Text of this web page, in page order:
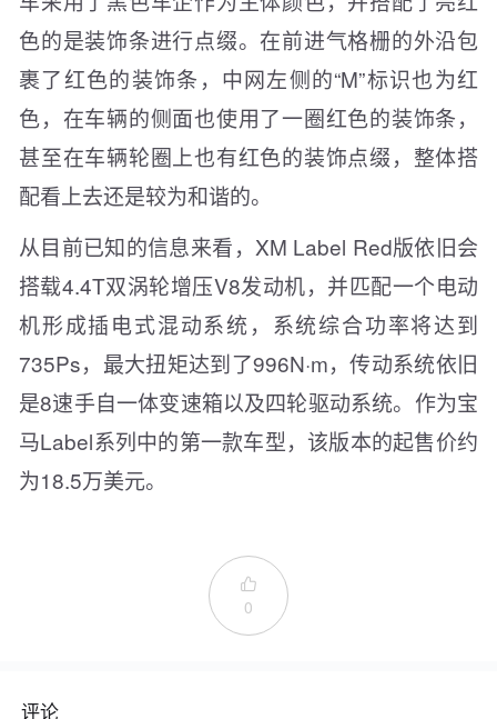
色的是装饰条进行点缀。在前进气格栅的外沿包
裹了红色的装饰条，中网左侧的“M”标识也为红
色，在车辆的侧面也使用了一圈红色的装饰条，
甚至在车辆轮圈上也有红色的装饰点缀，整体搭
配看上去还是较为和谐的。
从目前已知的信息来看，XM Label Red版依旧会
搭载4.4T双涡轮增压V8发动机，并匹配一个电动
机形成插电式混动系统，系统综合功率将达到
735Ps，最大扭矩达到了996N·m，传动系统依旧
是8速手自一体变速箱以及四轮驱动系统。作为宝
马Label系列中的第一款车型，该版本的起售价约
为18.5万美元。

0
评论